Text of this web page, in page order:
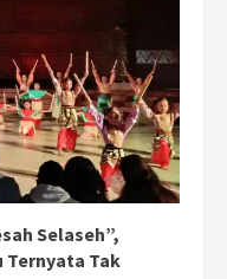
Selaseh”,
Ternyata Tak